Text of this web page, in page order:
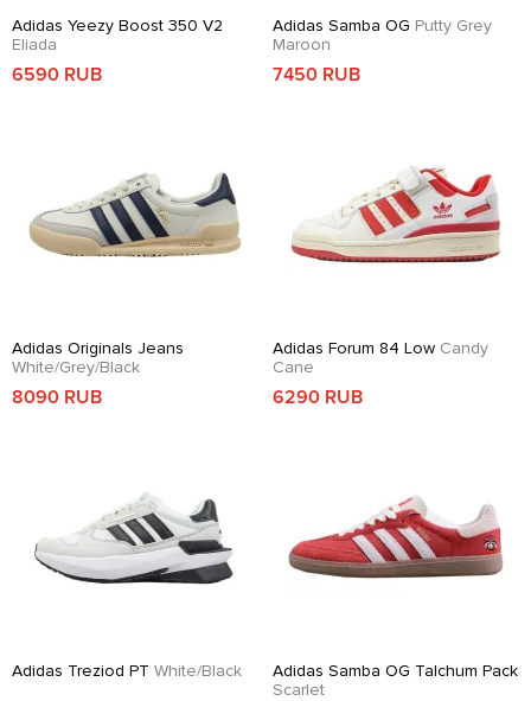
Adidas Yeezy Boost 350 V2
Eliada
6590 RUB
Adidas Samba OG Putty Grey
Maroon
7450 RUB
Adidas Originals Jeans
White/Grey/Black
8090 RUB
Adidas Forum 84 Low Candy
Cane
6290 RUB
Adidas Treziod PT White/Black
Adidas Samba OG Talchum Pack
Scarlet